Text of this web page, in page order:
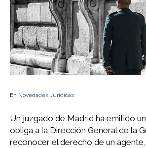
En Novedades Jurídicas
Un juzgado de Madrid ha emitido
obliga a la Dirección General de la
reconocer el derecho de un